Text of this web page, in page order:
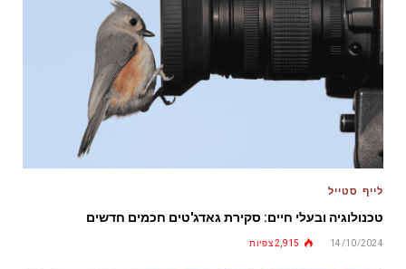
לייף סטייל
טכנולוגיה ובעלי חיים: סקירת גאדג'טים חכמים חדשים
14/10/2024
2,915 צפיות